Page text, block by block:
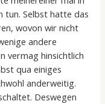
tun. Selbst hatte das
wovon wir nicht
andere
vermag hinsichtlich
qua einiges
anderweitig.
Deswegen